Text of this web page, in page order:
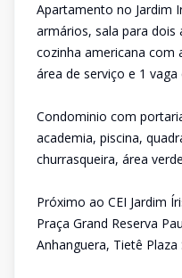
Apartamento no Jardim
armários, sala para dois
cozinha americana com
área de serviço e 1 vaga
Condominio com
academia, piscina,
churrasqueira, área
Próximo ao CEI Jardim
Praça Grand Reserva
Anhanguera, Tietê